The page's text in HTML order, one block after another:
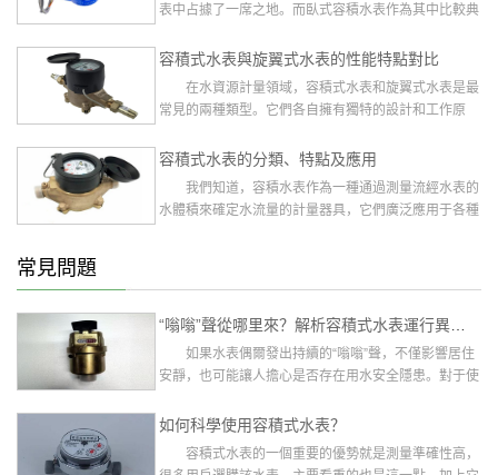
表中占據了一席之地。而臥式容積水表作為其中比較典
容積式水表與旋翼式水表的性能特點對比
在水資源計量領域，容積式水表和旋翼式水表是最
常見的兩種類型。它們各自擁有獨特的設計和工作原
容積式水表的分類、特點及應用
我們知道，容積水表作為一種通過測量流經水表的
水體積來確定水流量的計量器具，它們廣泛應用于各種
常見問題
“嗡嗡”聲從哪里來？解析容積式水表運行異響的原因與處理方法
如果水表偶爾發出持續的“嗡嗡”聲，不僅影響居住
安靜，也可能讓人擔心是否存在用水安全隱患。對于使
如何科學使用容積式水表？
容積式水表的一個重要的優勢就是測量準確性高，